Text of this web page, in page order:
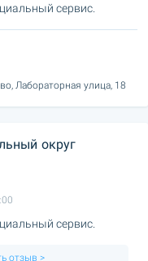
сервис.
Лабораторная улица, 18
округ
сервис.
отзыв >